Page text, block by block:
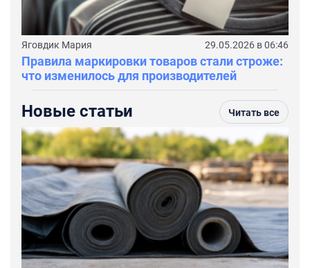
Яговдик Мария 29.05.2026 в 06:46
Правила маркировки товаров стали строже:
что изменилось для производителей
Новые статьи Читать все